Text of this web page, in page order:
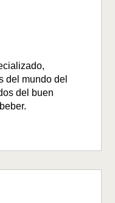
del mundo del
del buen